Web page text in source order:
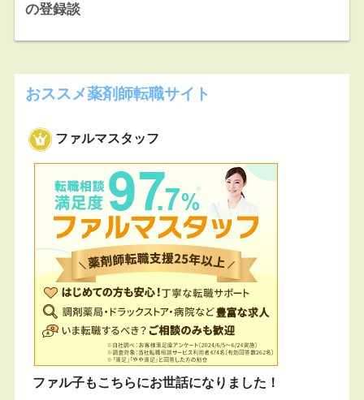
の登録談
おススメ薬剤師転職サイト
ファルマスタッフ
ファル子もこちらにお世話になりました！